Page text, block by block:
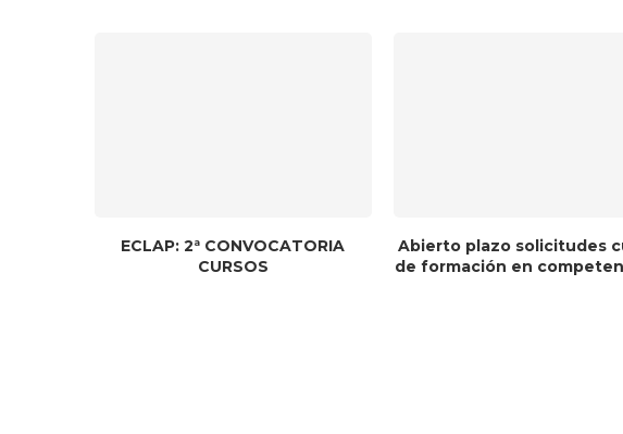
ECLAP: 2ª CONVOCATORIA
CURSOS
Abierto plazo solicitudes
de formación en